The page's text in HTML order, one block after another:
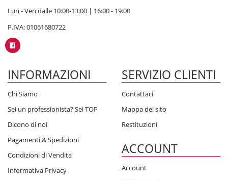
Lun - Ven dalle 10:00-13:00 | 16:00 - 19:00
P.IVA: 01061680722
INFORMAZIONI
Chi Siamo
Sei un professionista? Sei TOP
Dicono di noi
Pagamenti & Spedizioni
Condizioni di Vendita
Informativa Privacy
SERVIZIO CLIENTI
Contattaci
Mappa del sito
Restituzioni
ACCOUNT
Account